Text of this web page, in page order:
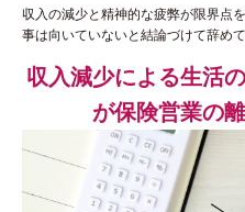
収入の減少と精神的な疲弊が限界点
事は向いていないと結論づけて辞めて
収入減少による生活
が保険営業の